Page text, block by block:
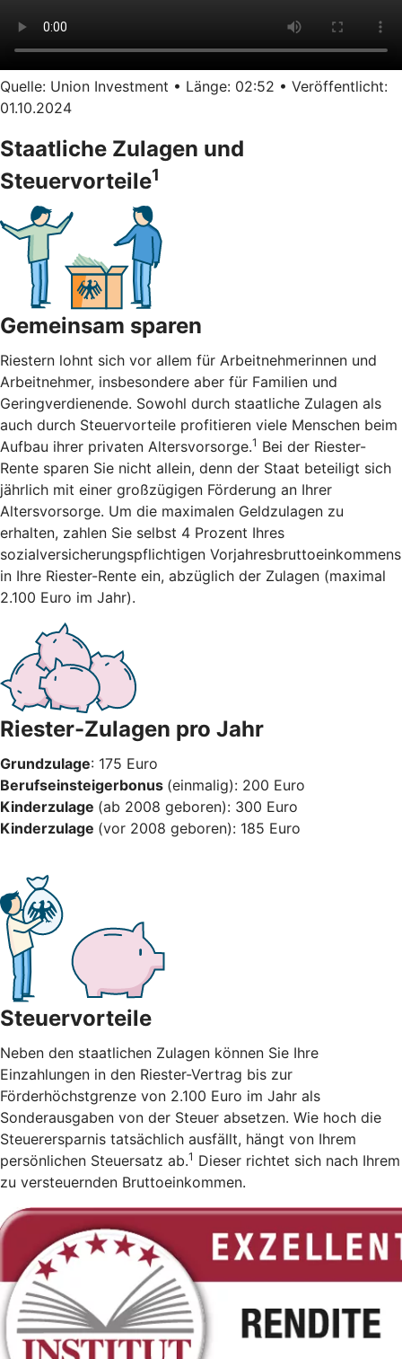
Quelle: Union Investment • Länge: 02:52 • Veröffentlicht:
01.10.2024
Staatliche Zulagen und
Steuervorteile1
Gemeinsam sparen
Riestern lohnt sich vor allem für Arbeitnehmerinnen und
Arbeitnehmer, insbesondere aber für Familien und
Geringverdienende. Sowohl durch staatliche Zulagen als
auch durch Steuervorteile profitieren viele Menschen beim
Aufbau ihrer privaten Altersvorsorge.1 Bei der Riester-
Rente sparen Sie nicht allein, denn der Staat beteiligt sich
jährlich mit einer großzügigen Förderung an Ihrer
Altersvorsorge. Um die maximalen Geldzulagen zu
erhalten, zahlen Sie selbst 4 Prozent Ihres
sozialversicherungspflichtigen Vorjahresbruttoeinkommens
in Ihre Riester-Rente ein, abzüglich der Zulagen (maximal
2.100 Euro im Jahr).
Riester-Zulagen pro Jahr
Grundzulage: 175 Euro
Berufseinsteigerbonus (einmalig): 200 Euro
Kinderzulage (ab 2008 geboren): 300 Euro
Kinderzulage (vor 2008 geboren): 185 Euro
Steuervorteile
Neben den staatlichen Zulagen können Sie Ihre
Einzahlungen in den Riester-Vertrag bis zur
Förderhöchstgrenze von 2.100 Euro im Jahr als
Sonderausgaben von der Steuer absetzen. Wie hoch die
Steuerersparnis tatsächlich ausfällt, hängt von Ihrem
persönlichen Steuersatz ab.1 Dieser richtet sich nach Ihrem
zu versteuernden Bruttoeinkommen.